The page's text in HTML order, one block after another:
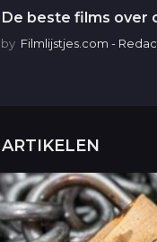
De beste films over
by Filmlijstjes.com -
ARTIKELEN